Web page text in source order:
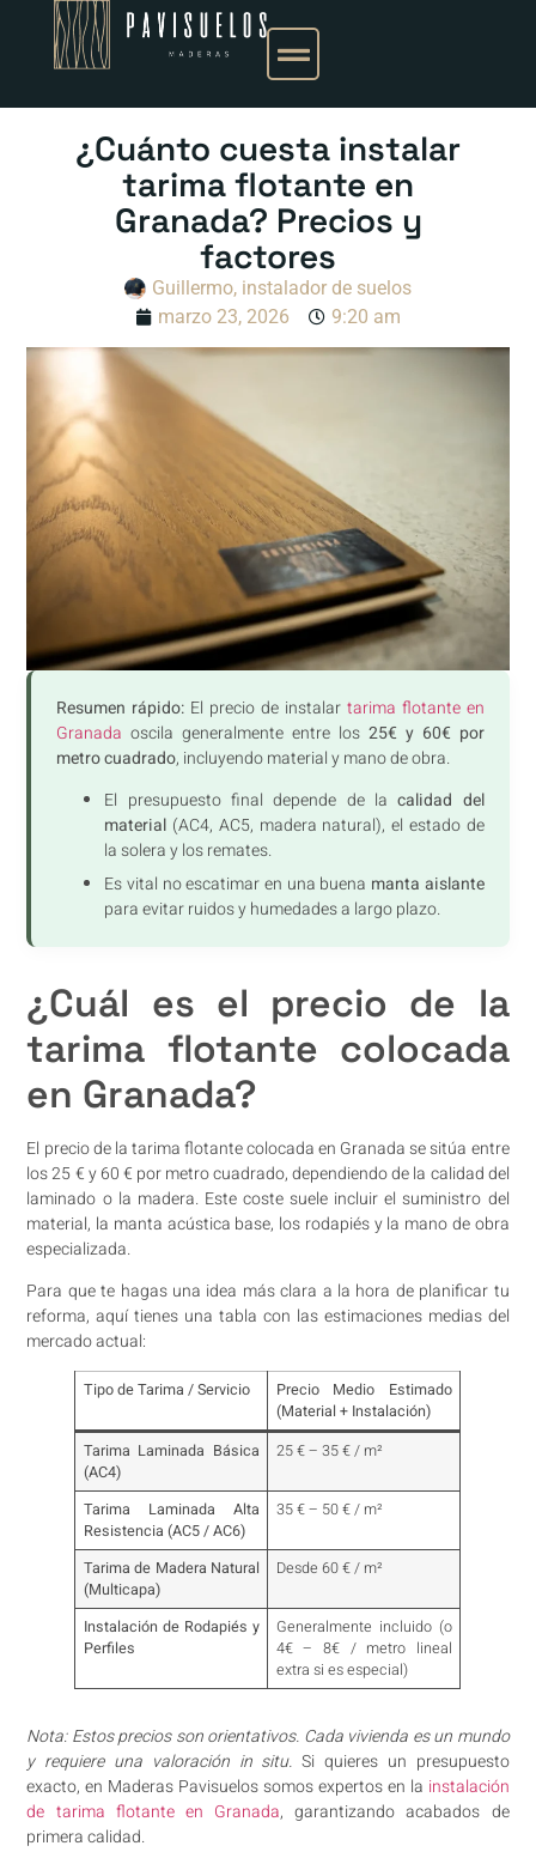
¿Cuánto cuesta instalar
tarima flotante en
Granada? Precios y
factores
Guillermo, instalador de suelos
marzo 23, 2026
9:20 am
Resumen rápido: El precio de instalar tarima flotante en
Granada oscila generalmente entre los 25€ y 60€ por
metro cuadrado, incluyendo material y mano de obra.
El presupuesto final depende de lacalidad del
material (AC4, AC5, madera natural), el estado de
la solera y los remates.
Es vital no escatimar en una buena manta aislante
para evitar ruidos y humedades a largo plazo.
¿Cuál es el precio de la
tarima flotante colocada
en Granada?
El precio de la tarima flotante colocada en Granada se sitúa entre
los 25 € y 60 € por metro cuadrado, dependiendo de la calidad del
laminado o la madera. Este coste suele incluir el suministro del
material, la manta acústica base, los rodapiés y la mano de obra
especializada.
Para que te hagas una idea más clara a la hora de planificar tu
reforma, aquí tienes una tabla con las estimaciones medias del
mercado actual:
Tipo de Tarima / Servicio
Precio Medio Estimado
(Material + Instalación)
Tarima Laminada Básica
(AC4)
25 € – 35 € / m²
Tarima Laminada Alta
Resistencia (AC5 / AC6)
35 € – 50 € / m²
Tarima de Madera Natural
(Multicapa)
Desde 60 € / m²
Instalación de Rodapiés y
Perfiles
Generalmente incluido (o
4€ – 8€ / metro lineal
extra si es especial)
Nota: Estos precios son orientativos. Cada vivienda es un mundo
y requiere una valoración in situ. Si quieres un presupuesto
exacto, en Maderas Pavisuelos somos expertos en la instalación
de tarima flotante en Granada, garantizando acabados de
primera calidad.